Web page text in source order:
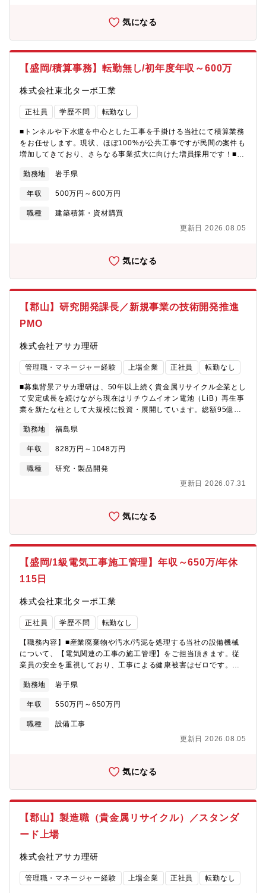
気になる
【盛岡/積算事務】転勤無し/初年度年収～600万
株式会社東北ターボ工業
正社員 学歴不問 転勤なし
■トンネルや下水道を中心とした工事を手掛ける当社にて積算業務
をお任せします。現状、ほぼ100%が公共工事ですが民間の案件も
増加してきており、さらなる事業拡大に向けた増員採用です！■土
仕様書や担当者との打合せや現場確認により、使用する材料の種
類や数量を計算し、工事に係る工事費や材料費を算出し見積りを
作成していただきます。
勤務地 岩手県
年収 500万円～600万円
職種
建築積算・資材購買
更新日 2026.08.05
気になる
【郡山】研究開発課長／新規事業の技術開発推進
PMO
株式会社アサカ理研
管理職・マネージャー経験 上場企業 正社員 転勤なし
■募集背景アサカ理研は、50年以上続く貴金属リサイクル企業とし
て安定成長を続けながら現在はリチウムイオン電池（LiB）再生事
業を新たな柱として大規模に投資・展開しています。総額95億円
金採択など、事業としての成長フェーズまっただ中です。2034年
に掲げる「資源循環社会のNo.1企業」へ向け、技術開発のスピー
ドと質を高める プロジェクトマネジメントの専門職（課長クラ
ス） を必要としています。■仕事内容（ミッション）研究開発プ
発のスピードを最大化する役割です。■主な業務・開発プロジェク
出、優先順位付け、解決の推進・専門職・技術者との連携および
意思決定のリード・メンバー育成、モチベーション管理、チーム
ビルディング・経営層へのレポーティング、意思決定支援■求める
リーダー像・現場の声に耳を傾けながらスピーディーに判断でき
る方・専門領域を越えて学び続けられる柔軟性・人と組織の成長
を支援するマネジメント志向の方■働く環境・技術部門は現場の意
見を重視し、意思決定が非常に速い・開発部は3～4チーム構成（4
る雰囲気・経営層と距離が近く、新規事業の中心で働ける環境
勤務地 福島県
年収 828万円～1048万円
職種
研究・製品開発
更新日 2026.07.31
気になる
【盛岡/1級電気工事施工管理】年収～650万/年休
115日
株式会社東北ターボ工業
正社員 学歴不問 転勤なし
【職務内容】■産業廃棄物や汚水/汚泥を処理する当社の設備機械
について、【電気関連の工事の施工管理】をご担当頂きます。従
業員の安全を重視しており、工事による健康被害はゼロです。
設の設備に関する業務 ・将来的にはお客様の設備保全やキュー
ビクル設置工事管理もお任せします。 【研修制度】・年次や職
種に応じて研修制度を実施。業務上で必要な免許・資格等のスキ
ルアップについて、規定に応じて一部,全額補助も含めて会社で負
勤務地 岩手県
年収 550万円～650万円
職種
設備工事
更新日 2026.08.05
気になる
【郡山】製造職（貴金属リサイクル）／スタンダ
ード上場
株式会社アサカ理研
管理職・マネージャー経験 上場企業 正社員 転勤なし